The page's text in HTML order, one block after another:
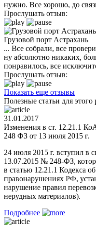
нужно. Все хорошо, до
Прослушать отзыв:
Грузовой порт Астрахань
... Все собрали, все
ну абсолютно никаких,
понравилось, все
Прослушать отзыв:
Показать еще отзывы
Полезные статьи для этого
31.01.2017
Изменения в ст. 12.21.1
248 ФЗ от 13 июля 2015 г.
24 июля 2015 г. вступил в
13.07.2015 № 248-ФЗ,
в статью 12.21.1 Кодекса
правонарушениях РФ,
нарушение правил
нерудных материалов).
Подробнее